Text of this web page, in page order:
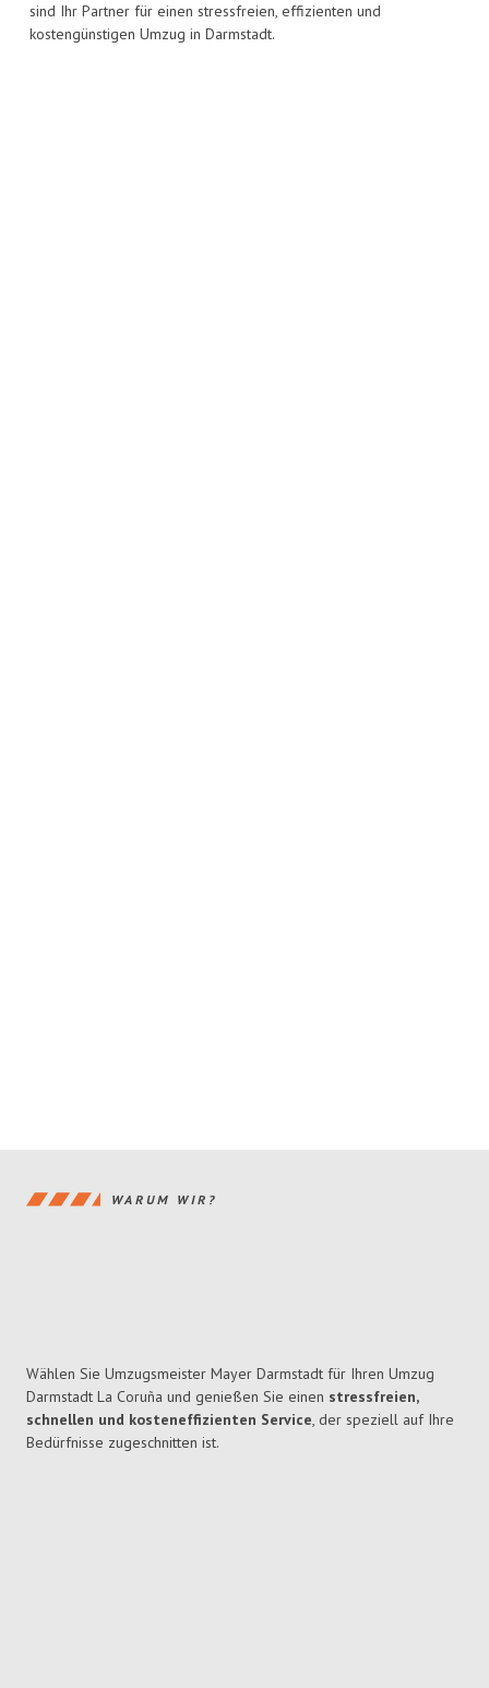
sind Ihr Partner für einen stressfreien, effizienten und
kostengünstigen Umzug in Darmstadt.
WARUM WIR?
Wählen Sie Umzugsmeister Mayer Darmstadt für Ihren Umzug
Darmstadt La Coruña und genießen Sie einen stressfreien,
schnellen und kosteneffizienten Service, der speziell auf Ihre
Bedürfnisse zugeschnitten ist.